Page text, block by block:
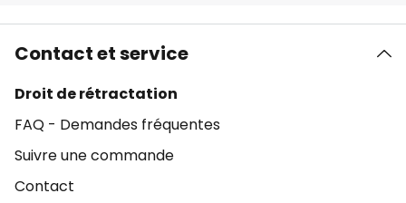
Contact et service
Droit de rétractation
FAQ - Demandes fréquentes
Suivre une commande
Contact